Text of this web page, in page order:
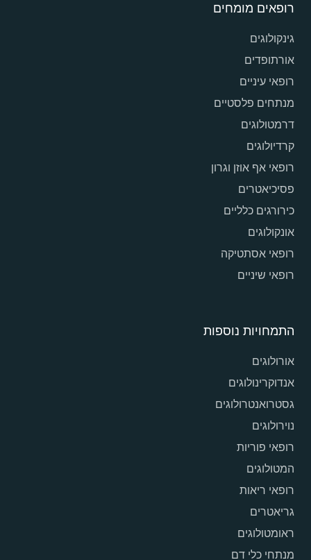
רופאים מומחים
גינקולוגים
אורתופדים
רופאי עיניים
מנתחים פלסטיים
דרמטולוגים
קרדיולוגים
רופאי אף אוזן וגרון
פסיכיאטרים
כירורגים כלליים
אונקולוגים
רופאי אסתטיקה
רופאי שיניים
התמחויות נוספות
אורולוגים
אנדוקרינולוגים
גסטרואנטרולוגים
נוירולוגים
רופאי פוריות
המטולוגים
רופאי ריאות
גריאטרים
ראומטולוגים
מנתחי כלי דם